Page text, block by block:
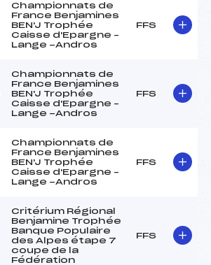
Championnats de
France Benjamines
BEN'J Trophée
Caisse d'Epargne –
Lange -Andros
FFS
Championnats de
France Benjamines
BEN'J Trophée
Caisse d'Epargne –
Lange -Andros
FFS
Championnats de
France Benjamines
BEN'J Trophée
Caisse d'Epargne –
Lange -Andros
FFS
Critérium Régional
Benjamine Trophée
Banque Populaire
des Alpes étape 7
coupe de la
Fédération
FFS